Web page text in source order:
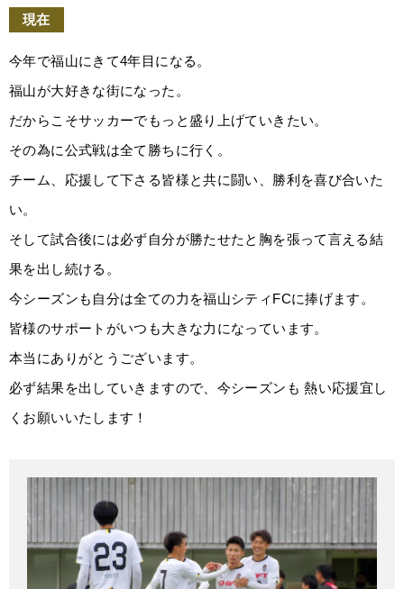
現在
今年で福山にきて4年目になる。
福山が大好きな街になった。
だからこそサッカーでもっと盛り上げていきたい。
その為に公式戦は全て勝ちに行く。
チーム、応援して下さる皆様と共に闘い、勝利を喜び合いた
い。
そして試合後には必ず自分が勝たせたと胸を張って言える結
果を出し続ける。
今シーズンも自分は全ての力を福山シティFCに捧げます。
皆様のサポートがいつも大きな力になっています。
本当にありがとうございます。
必ず結果を出していきますので、今シーズンも 熱い応援宜し
くお願いいたします！